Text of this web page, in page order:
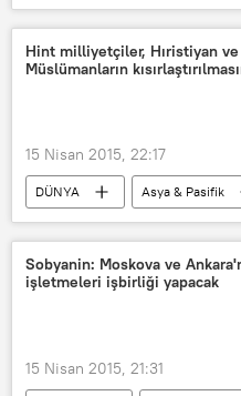
Türkiye
TÜRKİYE
Abdullah Gül
Hint milliyetçiler, Hıristiyan ve
Müslümanların
15 Nisan 2015, 22:17
DÜNYA
Asya & Pasifik
Haberler
Hindistan
Sobyanin: Moskova ve
işletmeleri işbirliği yapacak
15 Nisan 2015, 21:31